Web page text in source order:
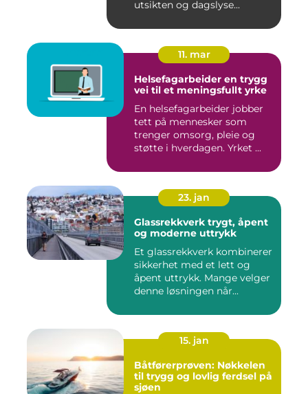
utsikten og dagslyse...
11. mar
Helsefagarbeider en trygg
vei til et meningsfullt yrke
En helsefagarbeider jobber
tett på mennesker som
trenger omsorg, pleie og
støtte i hverdagen. Yrket ...
23. jan
Glassrekkverk trygt, åpent
og moderne uttrykk
Et glassrekkverk kombinerer
sikkerhet med et lett og
åpent uttrykk. Mange velger
denne løsningen når...
15. jan
Båtførerprøven: Nøkkelen
til trygg og lovlig ferdsel på
sjøen